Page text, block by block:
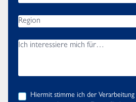
Hiermit stimme ich der